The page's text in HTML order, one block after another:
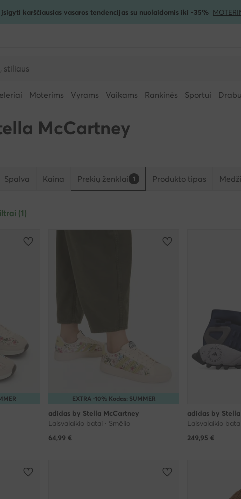
karščiausias vasaros tendencijas su nuolaidomis iki -35%
Moterims Vyrams Vaikams Rankinės Sportui
McCartney
Spalva Kaina Prekių ženklai 1 Produkto tipas
(1)
EXTRA -10% Kodas: SUMMER
adidas by Stella McCartney
Laisvalaikio batai · Smėlio
64,99 €
adidas by
Laisvalaikio
249,95 €